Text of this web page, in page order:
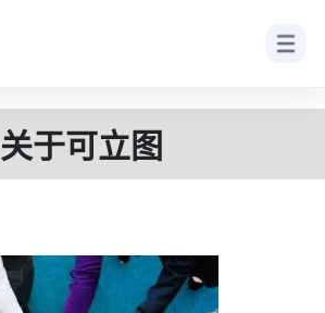
关于可立图